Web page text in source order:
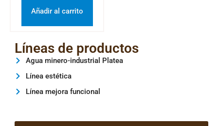
Añadir al carrito
Líneas de productos
Agua minero-industrial Platea
Línea estética
Línea mejora funcional